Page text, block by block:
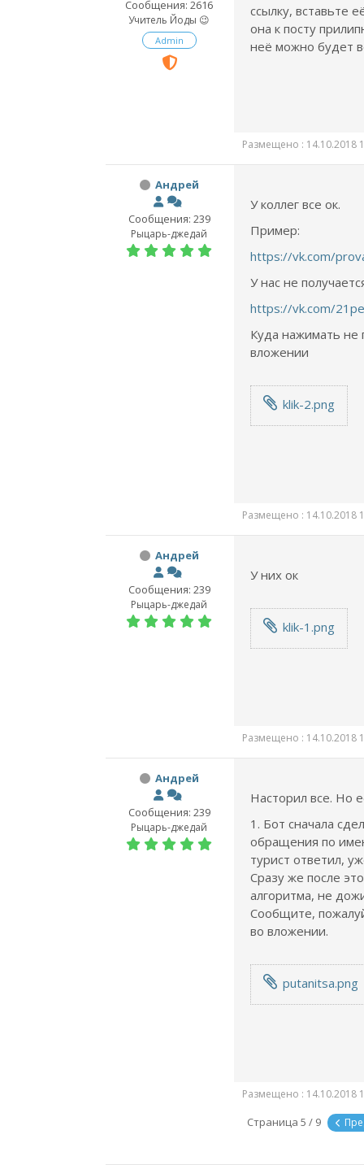
Сообщения: 2616
Учитель Йоды 😉
Admin
ссылку, вставьте
она к посту
неё можно будет
Размещено : 14.10.2018
Андрей
Сообщения: 239
Рыцарь-джедай
У коллег все ок.
Пример:
https://vk.com/
У нас не
https://vk.com/
Куда нажимать не
вложении
klik-2.png
Размещено : 14.10.2018
Андрей
Сообщения: 239
Рыцарь-джедай
У них ок
klik-1.png
Размещено : 14.10.2018
Андрей
Сообщения: 239
Рыцарь-джедай
Насторил все. Но
1. Бот сначала
обращения по
турист ответил,
Сразу же после
алгоритма, не
Сообщите,
во вложении.
putanitsa.png
Размещено : 14.10.2018
Страница 5 / 9